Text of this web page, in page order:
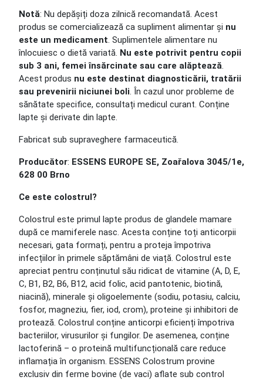
Notă: Nu depășiți doza zilnică recomandată. Acest
produs se comercializează ca supliment alimentar și nu
este un medicament. Suplimentele alimentare nu
înlocuiesc o dietă variată. Nu este potrivit pentru copii
sub 3 ani, femei însărcinate sau care alăptează.
Acest produs nu este destinat diagnosticării, tratării
sau prevenirii niciunei boli. În cazul unor probleme de
sănătate specifice, consultați medicul curant. Conține
lapte și derivate din lapte.
Fabricat sub supraveghere farmaceutică.
Producător: ESSENS EUROPE SE, Zoařalova 3045/1e,
628 00 Brno
Ce este colostrul?
Colostrul este primul lapte produs de glandele mamare
după ce mamiferele nasc. Acesta conține toți anticorpii
necesari, gata formați, pentru a proteja împotriva
infecțiilor în primele săptămâni de viață. Colostrul este
apreciat pentru conținutul său ridicat de vitamine (A, D, E,
C, B1, B2, B6, B12, acid folic, acid pantotenic, biotină,
niacină), minerale și oligoelemente (sodiu, potasiu, calciu,
fosfor, magneziu, fier, iod, crom), proteine și inhibitori de
protează. Colostrul conține anticorpi eficienți împotriva
bacteriilor, virusurilor și fungilor. De asemenea, conține
lactoferină – o proteină multifuncțională care reduce
inflamația în organism. ESSENS Colostrum provine
exclusiv din ferme bovine (de vaci) aflate sub control